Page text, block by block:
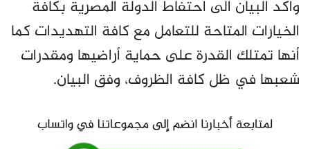
واكد البيان الى احتفاط الدولة المصرية بكافة
الخيارات المتاحة للتعامل مع كافة التهديدات كما
أنها تمتلك القدرة على حماية أراضيها ومقدرات
شعبها في ظل كافة الظروف، وفق البيان.